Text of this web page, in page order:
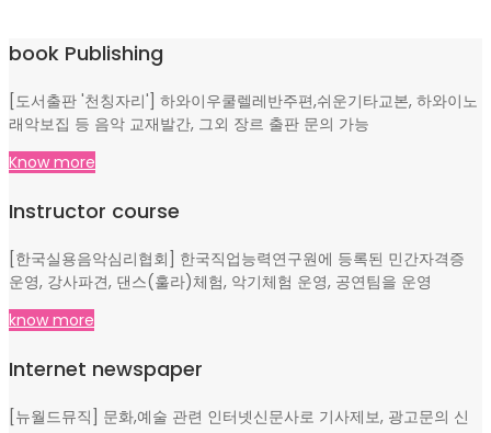
book Publishing
[도서출판 '천칭자리'] 하와이우쿨렐레반주편,쉬운기타교본, 하와이노
래악보집 등 음악 교재발간, 그외 장르 출판 문의 가능
Know more
Instructor course
[한국실용음악심리협회] 한국직업능력연구원에 등록된 민간자격증
운영, 강사파견, 댄스(훌라)체험, 악기체험 운영, 공연팀을 운영
know more
Internet newspaper
[뉴월드뮤직] 문화,예술 관련 인터넷신문사로 기사제보, 광고문의 신